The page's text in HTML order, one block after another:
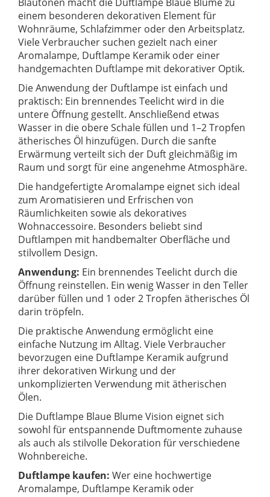
Blautönen macht die Duftlampe Blaue Blume zu
einem besonderen dekorativen Element für
Wohnräume, Schlafzimmer oder den Arbeitsplatz.
Viele Verbraucher suchen gezielt nach einer
Aromalampe, Duftlampe Keramik oder einer
handgemachten Duftlampe mit dekorativer Optik.
Die Anwendung der Duftlampe ist einfach und
praktisch: Ein brennendes Teelicht wird in die
untere Öffnung gestellt. Anschließend etwas
Wasser in die obere Schale füllen und 1–2 Tropfen
ätherisches Öl hinzufügen. Durch die sanfte
Erwärmung verteilt sich der Duft gleichmäßig im
Raum und sorgt für eine angenehme Atmosphäre.
Die handgefertigte Aromalampe eignet sich ideal
zum Aromatisieren und Erfrischen von
Räumlichkeiten sowie als dekoratives
Wohnaccessoire. Besonders beliebt sind
Duftlampen mit handbemalter Oberfläche und
stilvollem Design.
Anwendung: Ein brennendes Teelicht durch die
Öffnung reinstellen. Ein wenig Wasser in den Teller
darüber füllen und 1 oder 2 Tropfen ätherisches Öl
darin tröpfeln.
Die praktische Anwendung ermöglicht eine
einfache Nutzung im Alltag. Viele Verbraucher
bevorzugen eine Duftlampe Keramik aufgrund
ihrer dekorativen Wirkung und der
unkomplizierten Verwendung mit ätherischen
Ölen.
Die Duftlampe Blaue Blume Vision eignet sich
sowohl für entspannende Duftmomente zuhause
als auch als stilvolle Dekoration für verschiedene
Wohnbereiche.
Duftlampe kaufen: Wer eine hochwertige
Aromalampe, Duftlampe Keramik oder